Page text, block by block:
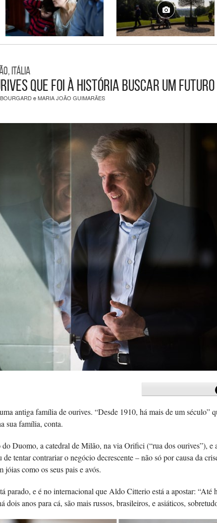
Itália
que foi à história buscar um futuro
eMARIA JOÃO GUIMARÃES
antiga família de ourives. “Desde 1910, há mais de um século”
sua família, conta.
do Duomo, a catedral de Milão, na via Orifici (“rua dos ourives”), e
tentar contrariar o negócio decrescente – não só por causa da
jóias como os seus pais e avós.
parado, e é no internacional que Aldo Citterio está a apostar: “Até
dois anos para cá, são mais russos, brasileiros, e asiáticos,